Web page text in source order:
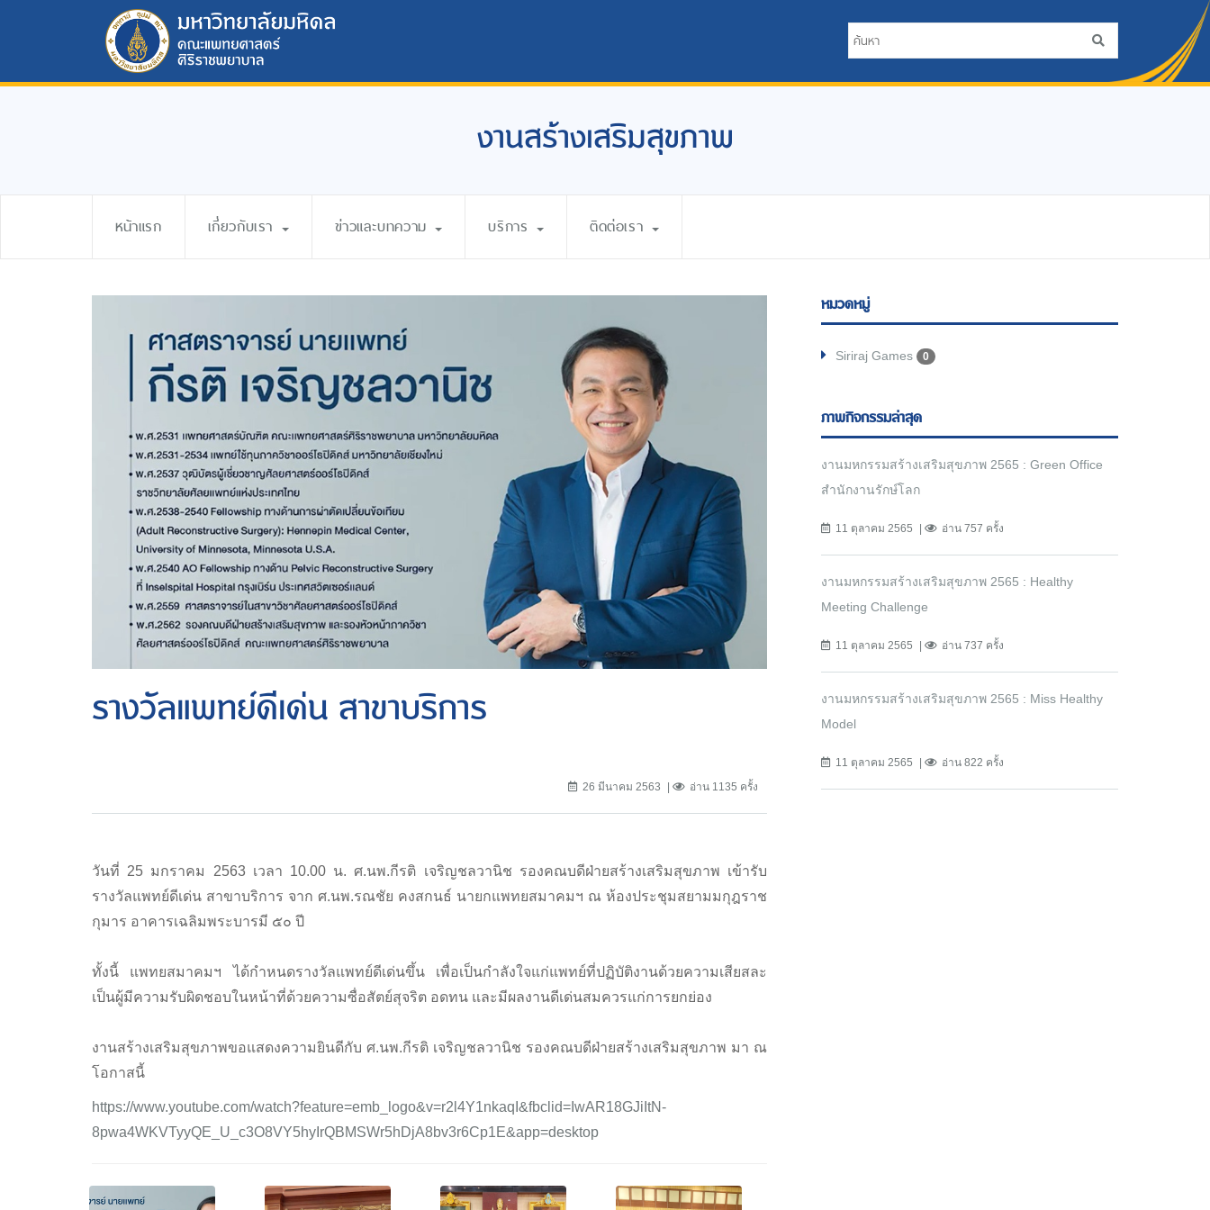
งานสร้างเสริมสุขภาพ
หน้าแรก เกี่ยวกับเรา ข่าวและบทความ บริการ ติดต่อเรา
รางวัลแพทย์ดีเด่น สาขาบริการ
26 มีนาคม 2563 อ่าน 1135 ครั้ง
วันที่ 25 มกราคม 2563 เวลา 10.00 น. ศ.นพ.กีรติ เจริญชลวานิช รองคณบดีฝ่ายสร้างเสริมสุขภาพ เข้ารับ
รางวัลแพทย์ดีเด่น สาขาบริการ จาก ศ.นพ.รณชัย คงสกนธ์ นายกแพทยสมาคมฯ ณ ห้องประชุมสยามมกุฎราช
กุมาร อาคารเฉลิมพระบารมี ๕๐ ปี
ทั้งนี้ แพทยสมาคมฯ ได้กำหนดรางวัลแพทย์ดีเด่นขึ้น เพื่อเป็นกำลังใจแก่แพทย์ที่ปฏิบัติงานด้วยความเสียสละ
เป็นผู้มีความรับผิดชอบในหน้าที่ด้วยความซื่อสัตย์สุจริต อดทน และมีผลงานดีเด่นสมควรแก่การยกย่อง
งานสร้างเสริมสุขภาพขอแสดงความยินดีกับ ศ.นพ.กีรติ เจริญชลวานิช รองคณบดีฝ่ายสร้างเสริมสุขภาพ มา ณ
โอกาสนี้
https://www.youtube.com/watch?feature=emb_logo&v=r2l4Y1nkaqI&fbclid=IwAR18GJiItN-
8pwa4WKVTyyQE_U_c3O8VY5hyIrQBMSWr5hDjA8bv3r6Cp1E&app=desktop
หมวดหมู่
Siriraj Games 0
ภาพกิจกรรมล่าสุด
งานมหกรรมสร้างเสริมสุขภาพ 2565 : Green Office
สำนักงานรักษ์โลก
11 ตุลาคม 2565 อ่าน 757 ครั้ง
งานมหกรรมสร้างเสริมสุขภาพ 2565 : Healthy
Meeting Challenge
11 ตุลาคม 2565 อ่าน 737 ครั้ง
งานมหกรรมสร้างเสริมสุขภาพ 2565 : Miss Healthy
Model
11 ตุลาคม 2565 อ่าน 822 ครั้ง